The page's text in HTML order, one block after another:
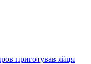
приготував яйця